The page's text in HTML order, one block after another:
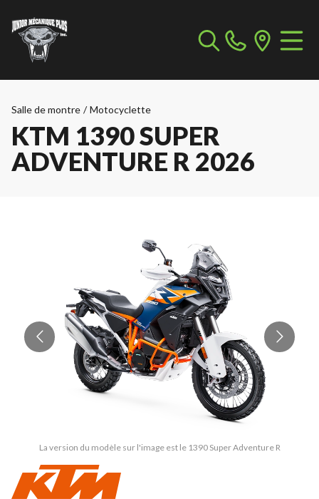
Salle de montre / Motocyclette
KTM 1390 SUPER
ADVENTURE R 2026
La version du modèle sur l'image est le 1390 Super Adventure R